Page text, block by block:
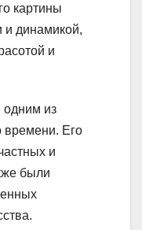
картины
и динамикой,
и
одним из
времени. Его
и
были